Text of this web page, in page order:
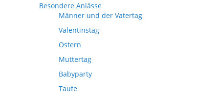
Besondere Anlässe
Männer und der Vatertag
Valentinstag
Ostern
Muttertag
Babyparty
Taufe